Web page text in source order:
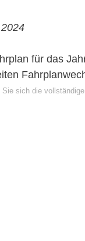
für das
Sie sich die